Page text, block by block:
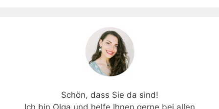
Schön, dass Sie da sind!
Ich bin Olga und helfe Ihnen gerne bei allen